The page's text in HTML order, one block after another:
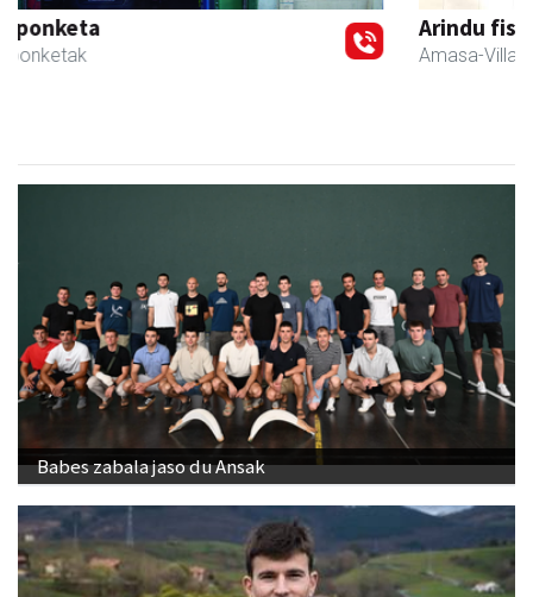
Arindu fisioterapia eta osteopatia
Amasa-Villabona
Babes zabala jaso du Ansak